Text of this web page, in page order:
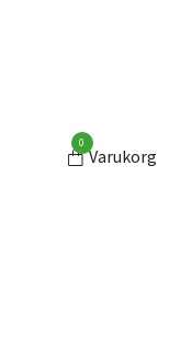
0
Varukorg